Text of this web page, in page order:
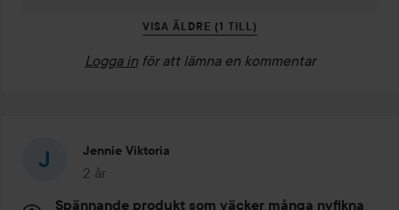
VISA ÄLDRE (1 TILL)
Logga in för att lämna en kommentar
Jennie Viktoria
2 år
Inlägget skapades 2 år
Spännande produkt som väcker många nyfikna